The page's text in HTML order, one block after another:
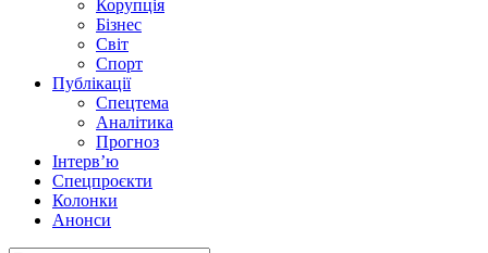
Корупція
Бізнес
Світ
Спорт
Публікації
Спецтема
Аналітика
Прогноз
Інтерв’ю
Спецпроєкти
Колонки
Анонси